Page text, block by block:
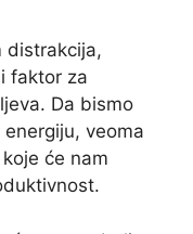
distrakcija,
faktor za
Da bismo
veoma
će nam